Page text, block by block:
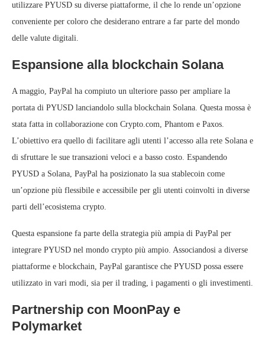
utilizzare PYUSD su diverse piattaforme, il che lo rende un’opzione
conveniente per coloro che desiderano entrare a far parte del mondo
delle valute digitali.
Espansione alla blockchain Solana
A maggio, PayPal ha compiuto un ulteriore passo per ampliare la
portata di PYUSD lanciandolo sulla blockchain Solana. Questa mossa è
stata fatta in collaborazione con Crypto.com, Phantom e Paxos.
L’obiettivo era quello di facilitare agli utenti l’accesso alla rete Solana e
di sfruttare le sue transazioni veloci e a basso costo. Espandendo
PYUSD a Solana, PayPal ha posizionato la sua stablecoin come
un’opzione più flessibile e accessibile per gli utenti coinvolti in diverse
parti dell’ecosistema crypto.
Questa espansione fa parte della strategia più ampia di PayPal per
integrare PYUSD nel mondo crypto più ampio. Associandosi a diverse
piattaforme e blockchain, PayPal garantisce che PYUSD possa essere
utilizzato in vari modi, sia per il trading, i pagamenti o gli investimenti.
Partnership con MoonPay e
Polymarket